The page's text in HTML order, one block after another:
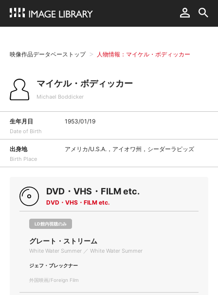
映像作品データベーストップ 人物情報：マイケル・ボディッカー
マイケル・ボディッカー
Michael Boddicker
生年月日
Date of Birth
1953/01/19
出身地
Birth Place
アメリカ/U.S.A.，アイオワ州，シーダーラピッズ
DVD・VHS・FILM etc.
DVD・VHS・FILM etc.
LD館内視聴のみ
グレート・ストリーム
White Water Summer ／ White Water Summer
ジェフ・ブレックナー
外国映画/Foreign Film